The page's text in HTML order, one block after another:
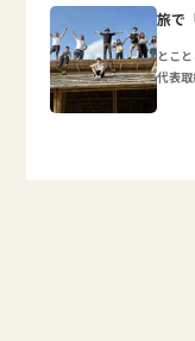
旅で
とこ
代表